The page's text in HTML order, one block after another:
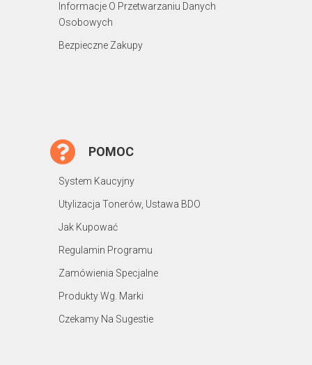
Informacje O Przetwarzaniu Danych
Osobowych
Bezpieczne Zakupy
POMOC
System Kaucyjny
Utylizacja Tonerów, Ustawa BDO
Jak Kupować
Regulamin Programu
Zamówienia Specjalne
Produkty Wg. Marki
Czekamy Na Sugestie